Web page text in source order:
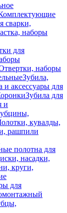
сварки,
наборы
для
наборы
Зубила,
и аксессуары для
Зубила для
и
кувалды,
рашпили
полотна для
насадки,
круги,
для